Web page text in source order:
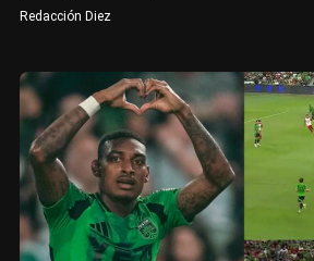
Redacción Diez